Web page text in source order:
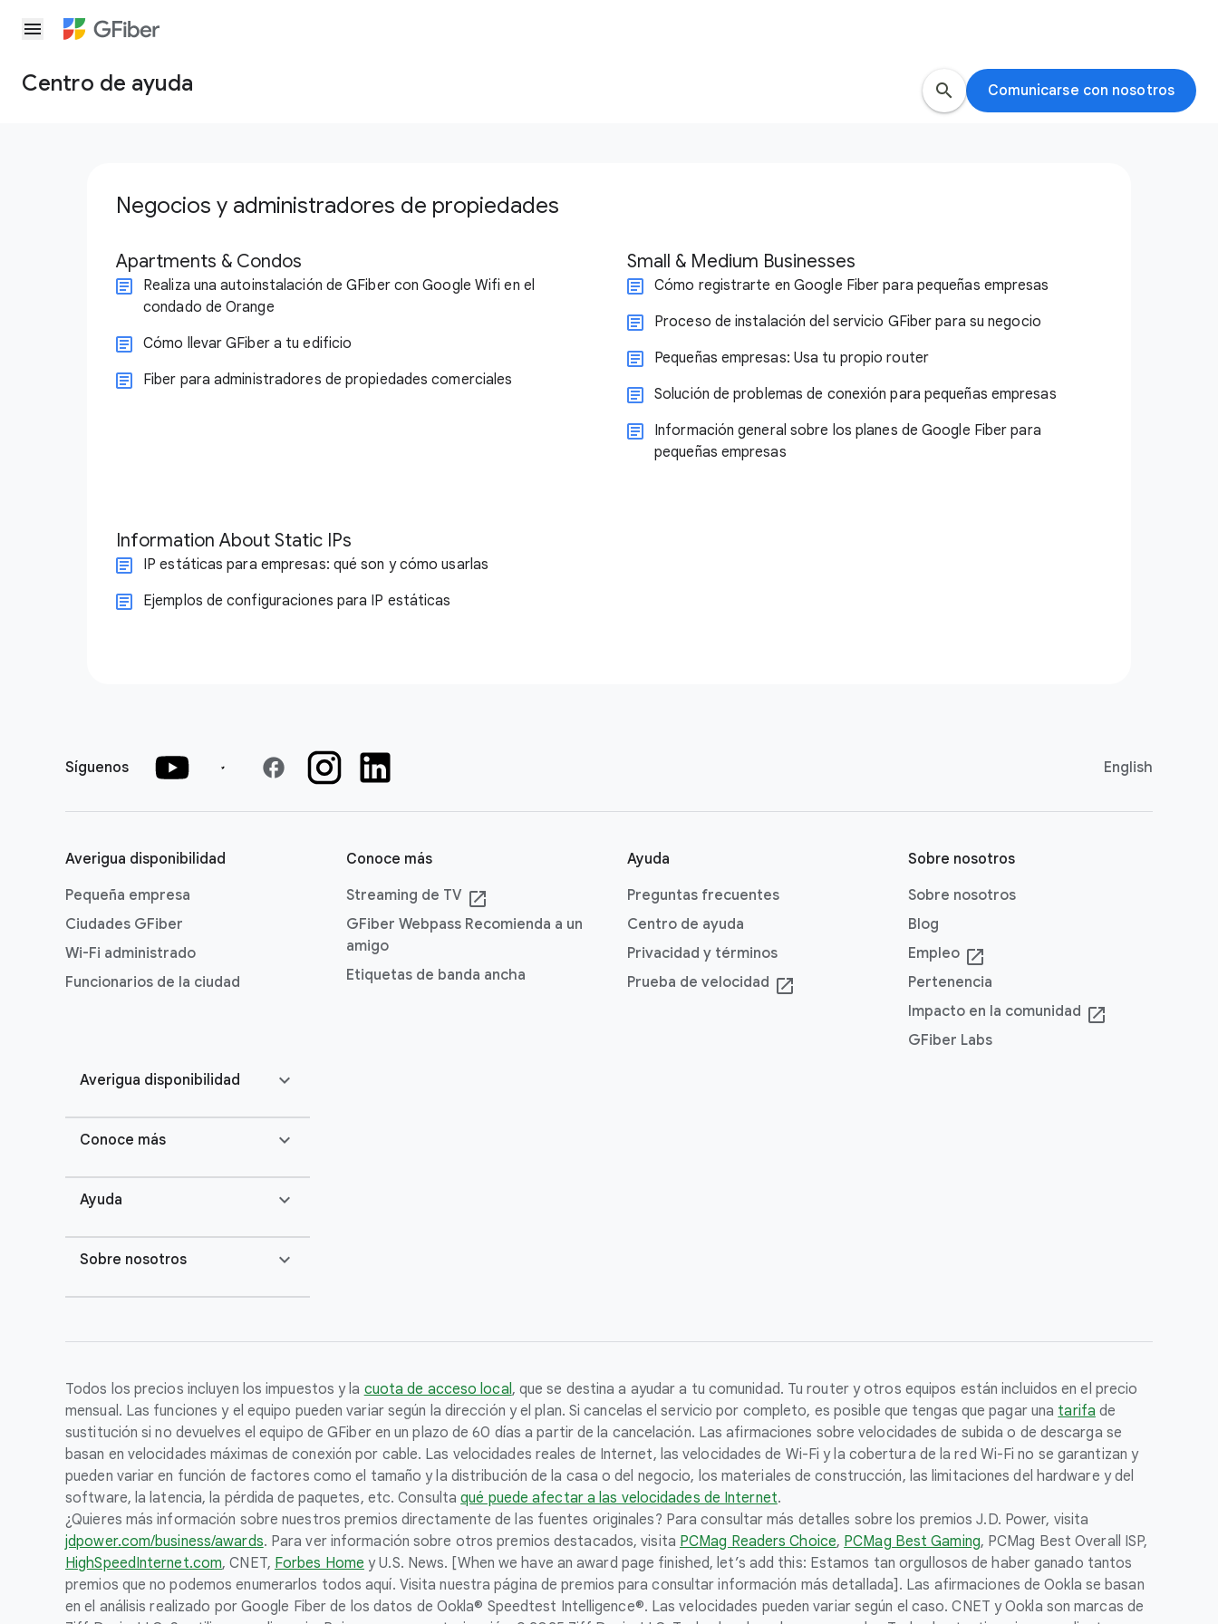
menu
Centro de ayuda search Comunicarse con nosotros
Negocios y administradores de propiedades
Apartments & Condos
Realiza una autoinstalación de GFiber con Google Wifi en el
condado de Orange
Cómo llevar GFiber a tu edificio
Fiber para administradores de propiedades comerciales
Small & Medium Businesses
Cómo registrarte en Google Fiber para pequeñas empresas
Proceso de instalación del servicio GFiber para su negocio
Pequeñas empresas: Usa tu propio router
Solución de problemas de conexión para pequeñas empresas
Información general sobre los planes de Google Fiber para
pequeñas empresas
Information About Static IPs
IP estáticas para empresas: qué son y cómo usarlas
Ejemplos de configuraciones para IP estáticas
Síguenos facebook English
Averigua disponibilidad
Pequeña empresa
Ciudades GFiber
Wi-Fi administrado
Funcionarios de la ciudad
Conoce más
Streaming de TV launch
GFiber Webpass Recomienda a un
amigo
Etiquetas de banda ancha
Ayuda
Preguntas frecuentes
Centro de ayuda
Privacidad y términos
Prueba de velocidad launch
Sobre nosotros
Sobre nosotros
Blog
Empleo launch
Pertenencia
Impacto en la comunidad launch
GFiber Labs
Averigua disponibilidad expand_more
Conoce más expand_more
Ayuda expand_more
Sobre nosotros expand_more
Todos los precios incluyen los impuestos y la cuota de acceso local, que se destina a ayudar a tu comunidad. Tu router y otros equipos están incluidos en el precio
mensual. Las funciones y el equipo pueden variar según la dirección y el plan. Si cancelas el servicio por completo, es posible que tengas que pagar una tarifa de
sustitución si no devuelves el equipo de GFiber en un plazo de 60 días a partir de la cancelación. Las afirmaciones sobre velocidades de subida o de descarga se
basan en velocidades máximas de conexión por cable. Las velocidades reales de Internet, las velocidades de Wi-Fi y la cobertura de la red Wi-Fi no se garantizan y
pueden variar en función de factores como el tamaño y la distribución de la casa o del negocio, los materiales de construcción, las limitaciones del hardware y del
software, la latencia, la pérdida de paquetes, etc. Consultaqué puede afectar a las velocidades de Internet.
¿Quieres más información sobre nuestros premios directamente de las fuentes originales? Para consultar más detalles sobre los premios J.D. Power, visita
jdpower.com/business/awards. Para ver información sobre otros premios destacados, visita PCMag Readers Choice, PCMag Best Gaming, PCMag Best Overall ISP,
HighSpeedInternet.com, CNET, Forbes Home y U.S. News. [When we have an award page finished, let’s add this: Estamos tan orgullosos de haber ganado tantos
premios que no podemos enumerarlos todos aquí. Visita nuestra página de premios para consultar información más detallada]. Las afirmaciones de Ookla se basan
en el análisis realizado por Google Fiber de los datos de Ookla® Speedtest Intelligence®. Las velocidades pueden variar según el caso. CNET y Ookla son marcas de